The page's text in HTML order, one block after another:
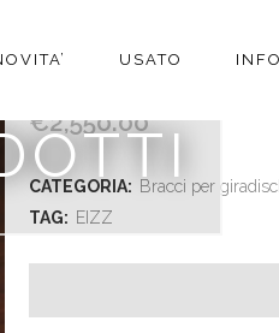
USATO
€2,550.00
CATEGORIA: Bracci per
TAG: EIZZ